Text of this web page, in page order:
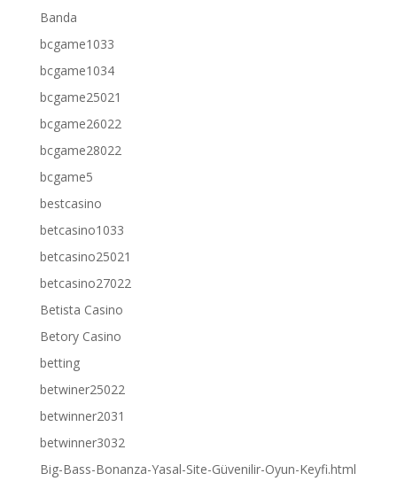
Banda
bcgame1033
bcgame1034
bcgame25021
bcgame26022
bcgame28022
bcgame5
bestcasino
betcasino1033
betcasino25021
betcasino27022
Betista Casino
Betory Casino
betting
betwiner25022
betwinner2031
betwinner3032
Big-Bass-Bonanza-Yasal-Site-Güvenilir-Oyun-Keyfi.html